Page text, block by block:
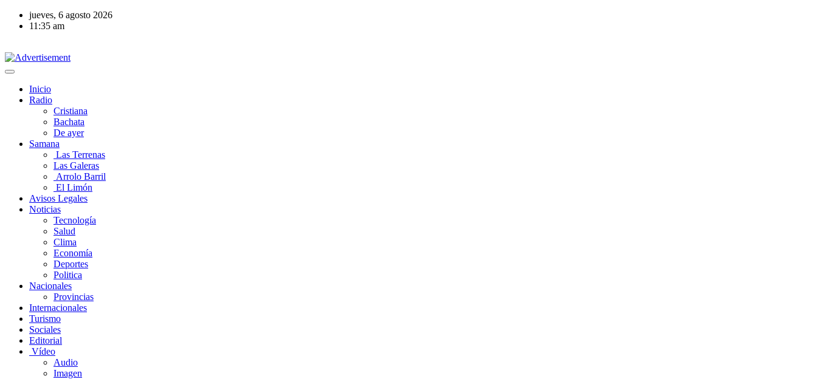
Saltar
jueves, 6 agosto 2026
11:35 am
Inicio
Radio
Cristiana
Bachata
De ayer
Samana
Las Terrenas
Las Galeras
Arrolo Barril
El Limón
Avisos Legales
Noticias
Tecnología
Salud
Clima
Economía
Deportes
Politica
Nacionales
Provincias
Internacionales
Turismo
Sociales
Editorial
Vídeo
Audio
Imagen